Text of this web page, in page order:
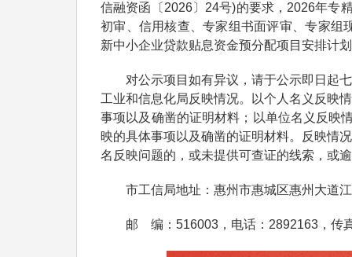
信融资函〔2026〕24号)的要求，2026年专
初审、信用核查、专家组书面评审、专家组
新中小企业贷款贴息资金预分配项目安排计
对公示项目如有异议，请于公示即日起七
工业和信息化局反映情况。以个人名义反映
事项以及确凿的证明材料；以单位名义反映
映的具体事项以及确凿的证明材料。反映情
名反映问题的，或未提供可查证的线索，或
市工信局地址：惠州市惠城区惠州大道江
邮 编：516003，电话：2892163，传